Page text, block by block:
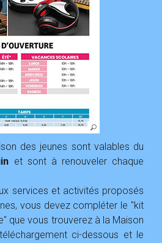
des jeunes sont valables du
et sont à renouveler chaque
services et activités proposés
vous devez compléter le "kit
que vous trouverez à la Maison
ci-dessous et le